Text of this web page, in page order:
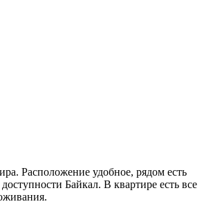
Расположение удобное, рядом есть
Байкал. В квартире есть все